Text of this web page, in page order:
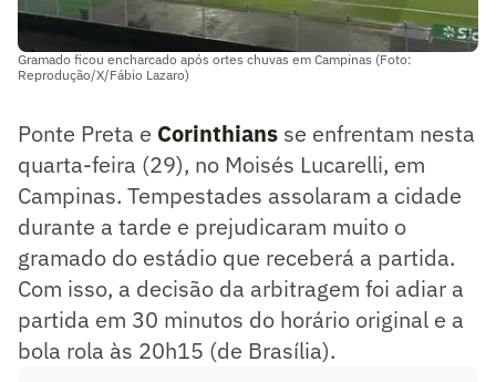
Gramado ficou encharcado após ortes chuvas em Campinas (Foto:
Reprodução/X/Fábio Lazaro)
Ponte Preta e Corinthians se enfrentam nesta
quarta-feira (29), no Moisés Lucarelli, em
Campinas. Tempestades assolaram a cidade
durante a tarde e prejudicaram muito o
gramado do estádio que receberá a partida.
Com isso, a decisão da arbitragem foi adiar a
partida em 30 minutos do horário original e a
bola rola às 20h15 (de Brasília).